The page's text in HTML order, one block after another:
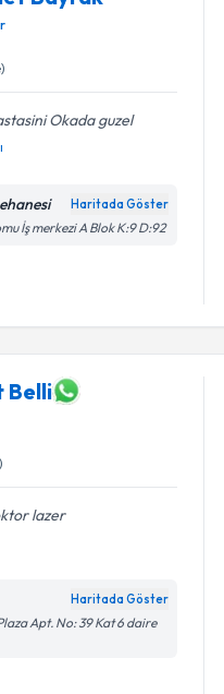
Okada guzel
Haritada Göster
İş merkezi A Blok K:9 D:92
Belli
lazer
Haritada Göster
Apt. No: 39 Kat 6 daire